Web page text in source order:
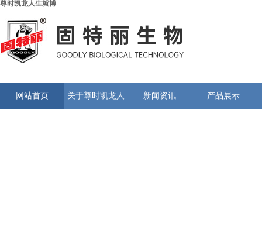
尊时凯龙人生就博
网站首页 关于尊时凯龙人 新闻资讯 产品展示